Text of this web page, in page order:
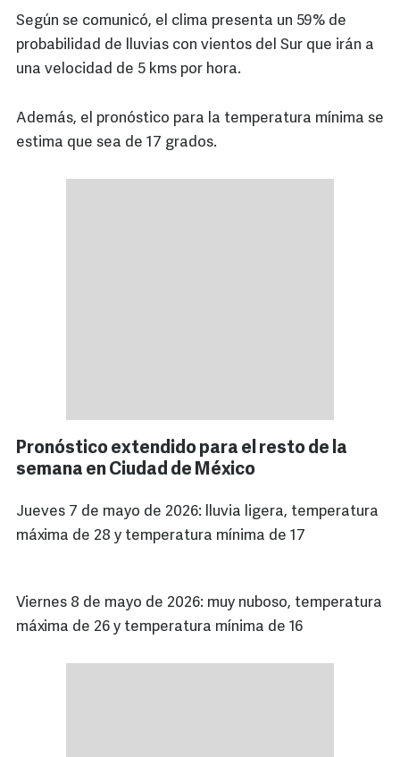
Según se comunicó, el clima presenta un 59% de
probabilidad de lluvias con vientos del Sur que irán a
una velocidad de 5 kms por hora.
Además, el pronóstico para la temperatura mínima se
estima que sea de 17 grados.
Pronóstico extendido para el resto de la
semana en Ciudad de México
Jueves 7 de mayo de 2026: lluvia ligera, temperatura
máxima de 28 y temperatura mínima de 17
Viernes 8 de mayo de 2026: muy nuboso, temperatura
máxima de 26 y temperatura mínima de 16